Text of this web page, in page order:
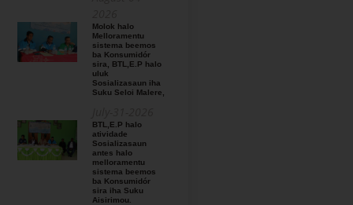
Molok halo
Melloramentu
sistema beemos
ba Konsumidór
sira, BTL,E.P halo
uluk
Sosializasaun iha
Suku Seloi Malere,
BTL,E.P halo
atividade
Sosializasaun
antes halo
melloramentu
sistema beemos
ba Konsumidór
sira iha Suku
Aisirimou.